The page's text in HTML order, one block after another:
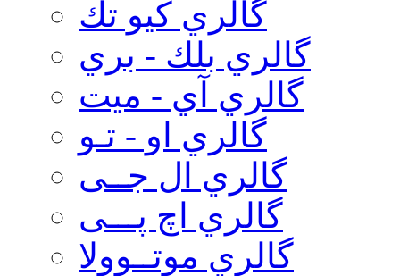
گالري كيو تك
گالري بلك - بري
گالري آي - ميت
گالري او - تـو
گالري ال جــی
گالري اچ پـــی
گالري موتــوولا